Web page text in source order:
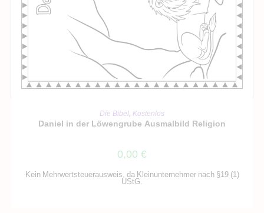
IN DEN WARENKORB
Die Bibel, Kostenlos
Daniel in der Löwengrube Ausmalbild Religion
0,00 €
Kein Mehrwertsteuerausweis, da Kleinunternehmer nach §19 (1)
UStG.